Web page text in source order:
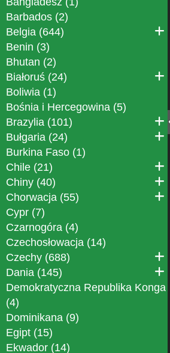
Barbados (2)
Belgia (644)
Benin (3)
Bhutan (2)
Białoruś (24)
Boliwia (1)
Bośnia i Hercegowina (5)
Brazylia (101)
Bułgaria (24)
Burkina Faso (1)
Chile (21)
Chiny (40)
Chorwacja (55)
Cypr (7)
Czarnogóra (4)
Czechosłowacja (14)
Czechy (688)
Dania (145)
Demokratyczna Republika Konga
(4)
Dominikana (9)
Egipt (15)
Ekwador (14)